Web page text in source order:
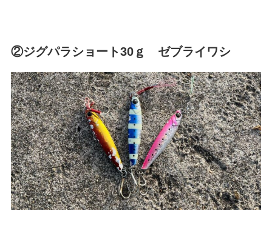
②ジグパラショート30ｇ ゼブライワシ